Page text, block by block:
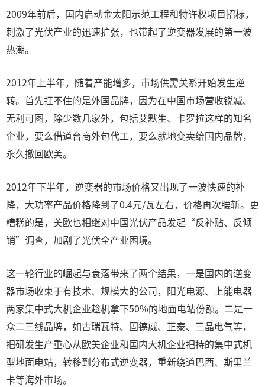
2009年前后，国内启动金太阳示范工程和特许权项目招标，
刺激了光伏产业的迅速扩张，也带起了逆变器发展的第一波
热潮。
2012年上半年，随着产能增多，市场供需关系开始发生逆
转。首先扛不住的是外国品牌，因为在中国市场营收锐减、
无利可图，除少数几家外，包括艾默生、卡罗拉这样的知名
企业，要么借道台商外包代工，要么就地变卖给国内品牌，
永久撤回欧美。
2012年下半年，逆变器的市场价格又出现了一波快速的补
降，大功率产品价格降到了0.4元/瓦左右，价格再次腰斩。更
糟糕的是，美欧也相继对中国光伏产品发起“反补贴、反倾
销”调查，加剧了光伏全产业困境。
这一轮行业的崛起与衰落带来了两个结果，一是国内的逆变
器市场收束于有技术、规模大的公司，阳光电源、上能电器
两家集中式大机企业趁机拿下50%的地面电站份额。二是一
众二三线品牌，如古瑞瓦特、固德威、正泰、三晶电气等，
把研发生产重心从欧美企业和国内大机企业把持的集中式机
型地面电站，转移到分布式逆变器，重新绕道巴西、斯里兰
卡等海外市场。